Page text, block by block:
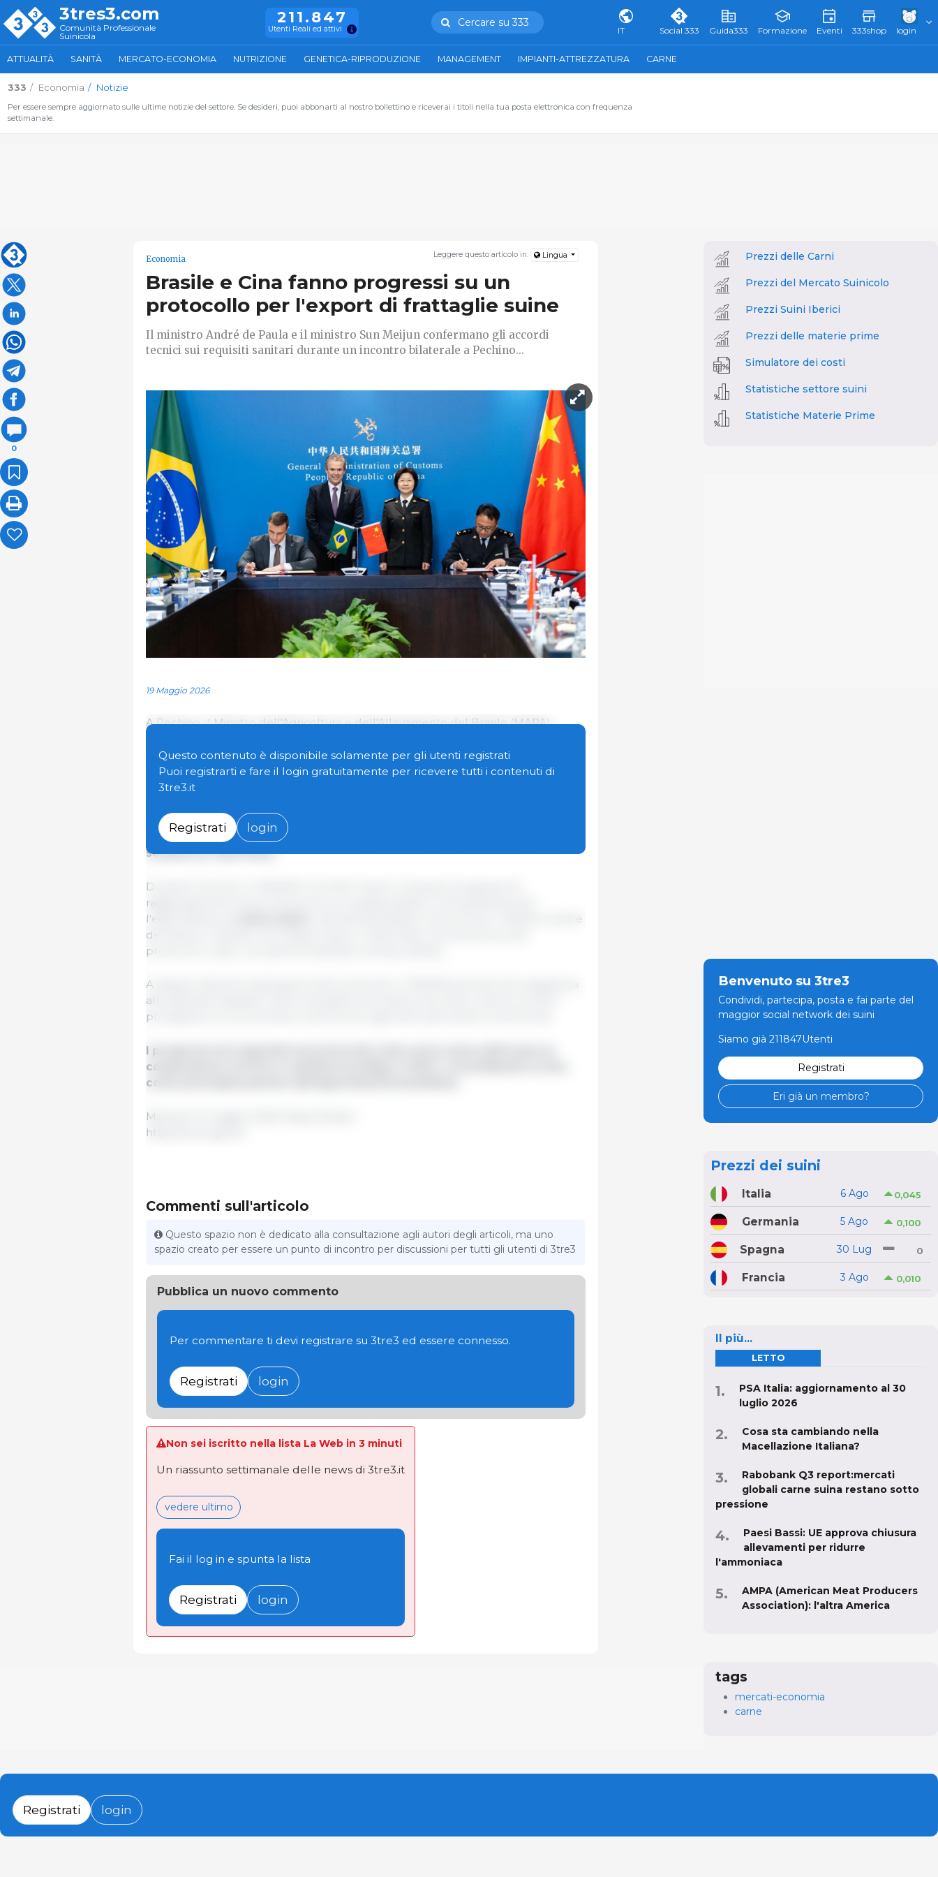
3tres3.com
Comunità Professionale
Suinicola
211.847
Utenti Reali ed attivi
Cercare su 333
IT Social 333 Guida333 Formazione Eventi 333shop login
ATTUALITÀ SANITÀ MERCATO-ECONOMIA NUTRIZIONE GENETICA-RIPRODUZIONE MANAGEMENT IMPIANTI-ATTREZZATURA CARNE
333 Economia Notizie
Per essere sempre aggiornato sulle ultime notizie del settore. Se desideri, puoi abbonarti al nostro bollettino e riceverai i titoli nella tua posta elettronica con frequenza
settimanale.
0
Leggere questo articolo in: Lingua
Economia
Brasile e Cina fanno progressi su un
protocollo per l'export di frattaglie suine
Il ministro André de Paula e il ministro Sun Meijun confermano gli accordi
tecnici sui requisiti sanitari durante un incontro bilaterale a Pechino...
19 Maggio 2026
A Pechino, il Ministro dell'Agricoltura e dell'Allevamento del Brasile (MAPA),
bilaterale con il Ministro dell'Amministrazione Generale delle Dogane della Cina
(GACC), Sun Meijun, e il suo team.
brasiliana in Cina e si è concentrato sul rafforzamento del commercio
agricolo bilaterale, sulla cooperazione sanitaria e sull'espansione degli
scambi tra i due Paesi.
Durante l'incontro, il MMAPA e la GACC hanno compiuto progressi nel
raggiungimento di accordi tecnici sui requisiti sanitari e di quarantena per
l'esportazione di
e derivati ​​dal Brasile verso la Cina. Il Ministro André
de Paula e il Ministro Sun Meijun hanno confermato i termini tecnici del
protocollo rivisto, che sarà formalizzato a tempo debito.
A seguito della formalizzazione del protocollo, il MMAPA potrà fornire assistenza
alle aziende brasiliane nelle necessarie procedure tecniche, mentre la GACC
proseguirà con le procedure interne per agevolare gli scambi commerciali.
I progressi nei negoziati sul protocollo sulla carne suina rafforzano la
cooperazione tecnica e sanitaria tra Mapa e GACC, consolidando la Cina
come principale partner dell'agroindustria brasiliana.
Martedì 19 maggio 2026/ Mapa/ Brasile.
https://www.gov.br
Questo contenuto è disponibile solamente per gli utenti registrati
Puoi registrarti e fare il login gratuitamente per ricevere tutti i contenuti di
3tre3.it
Registrati login
Commenti sull'articolo
Questo spazio non è dedicato alla consultazione agli autori degli articoli, ma uno
spazio creato per essere un punto di incontro per discussioni per tutti gli utenti di 3tre3
Pubblica un nuovo commento
Per commentare ti devi registrare su 3tre3 ed essere connesso.
Registrati login
Non sei iscritto nella lista La Web in 3 minuti
Un riassunto settimanale delle news di 3tre3.it
vedere ultimo
Fai il log in e spunta la lista
Registrati login
Prezzi delle Carni
Prezzi del Mercato Suinicolo
Prezzi Suini Iberici
Prezzi delle materie prime
Simulatore dei costi
Statistiche settore suini
Statistiche Materie Prime
Benvenuto su 3tre3
Condividi, partecipa, posta e fai parte del
maggior social network dei suini
Siamo già 211847Utenti
Registrati
Eri già un membro?
Prezzi dei suini
Italia 6 Ago 0,045
Germania 5 Ago 0,100
Spagna 30 Lug 0
Francia 3 Ago 0,010
Il più...
LETTO
PSA Italia: aggiornamento al 30
luglio 2026
Cosa sta cambiando nella
Macellazione Italiana?
Rabobank Q3 report:mercati
globali carne suina restano sotto
pressione
Paesi Bassi: UE approva chiusura
allevamenti per ridurre
l'ammoniaca
AMPA (American Meat Producers
Association): l'altra America
tags
mercati-economia
carne
Registrati login